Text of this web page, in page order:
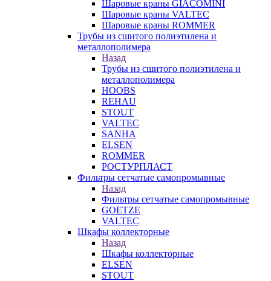
Шаровые краны GIACOMINI
Шаровые краны VALTEC
Шаровые краны ROMMER
Трубы из сшитого полиэтилена и
металлополимера
Назад
Трубы из сшитого полиэтилена и
металлополимера
HOOBS
REHAU
STOUT
VALTEC
SANHA
ELSEN
ROMMER
РОСТУРПЛАСТ
Фильтры сетчатые самопромывные
Назад
Фильтры сетчатые самопромывные
GOETZE
VALTEC
Шкафы коллекторные
Назад
Шкафы коллекторные
ELSEN
STOUT